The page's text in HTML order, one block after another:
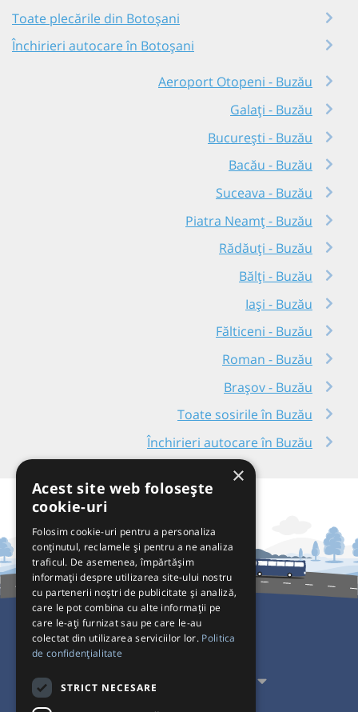
Toate plecările din Botoșani
Închirieri autocare în Botoșani
Aeroport Otopeni - Buzău
Galați - Buzău
București - Buzău
Bacău - Buzău
Suceava - Buzău
Piatra Neamț - Buzău
Rădăuți - Buzău
Bălți - Buzău
Iași - Buzău
Fălticeni - Buzău
Roman - Buzău
Brașov - Buzău
Toate sosirile în Buzău
Închirieri autocare în Buzău
Pentru Călători
Pentru Transportatori
×
Acest site web folosește
cookie-uri
Folosim cookie-uri pentru a personaliza
conținutul, reclamele și pentru a ne analiza
traficul. De asemenea, împărtășim
informații despre utilizarea site-ului nostru
cu partenerii noștri de publicitate și analiză,
care le pot combina cu alte informații pe
care le-ați furnizat sau pe care le-au
colectat din utilizarea serviciilor lor. Politica
de confidențialitate
STRICT NECESARE